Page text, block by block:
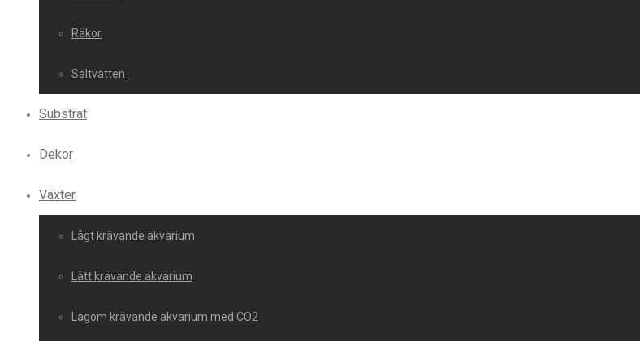
Räkor
Saltvatten
Substrat
Dekor
Växter
Lågt krävande akvarium
Lätt krävande akvarium
Lagom krävande akvarium med CO2